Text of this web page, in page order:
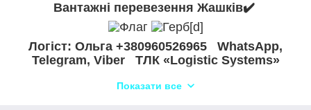
Вантажні перевезення Жашків✔️
Логіст: Ольга +380960526965 WhatsApp,
Telegram, Viber ТЛК «Logistic Systems»
широкий спектр послуг з вантажоперевезень з Жашкова в
Показати все